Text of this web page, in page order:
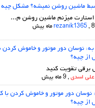
ماشین روشن نمیشه؟ مشکل چیه
استارت میزنم ماشین روشن م...
rezanik1365 , 8 ماه پیش
از چیه؟
برقی تقویت کنید
علی اسدی, 9 ماه پیش
از چیه؟